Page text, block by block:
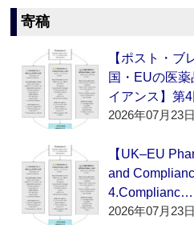
寄稿
【ポスト・ブ
国・EUの医
イアンス】第
2026年07月23
【UK–EU
and
4.Complianc…
2026年07月23